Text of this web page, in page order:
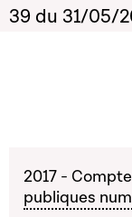
39 du 31/05/
2017 -
publiques